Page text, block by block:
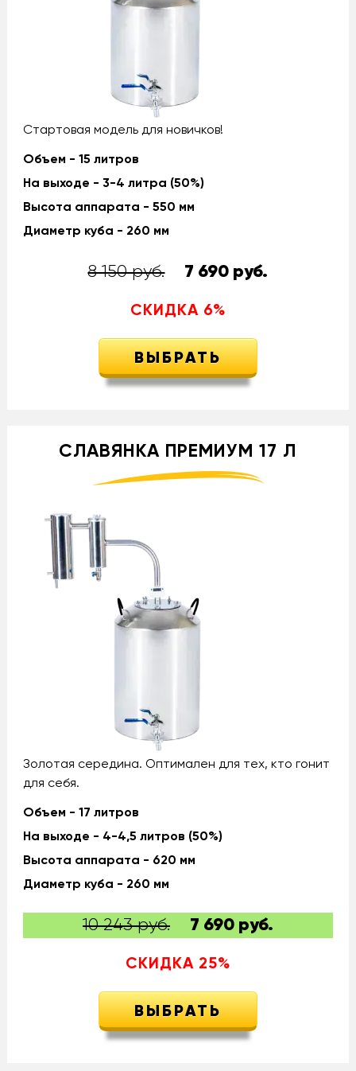
Стартовая модель для новичков!
Объем - 15 литров
На выходе - 3-4 литра (50%)
Высота аппарата - 550 мм
Диаметр куба - 260 мм
8 150 руб. 7 690 руб.
СКИДКА 6%
ВЫБРАТЬ
СЛАВЯНКА ПРЕМИУМ 17 Л
Золотая середина. Оптимален для тех, кто гонит
для себя.
Объем - 17 литров
На выходе - 4-4,5 литров (50%)
Высота аппарата - 620 мм
Диаметр куба - 260 мм
10 243 руб. 7 690руб.
СКИДКА 25%
ВЫБРАТЬ